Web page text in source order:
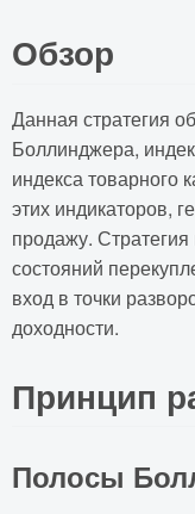
Обзор
Данная стратегия
Боллинджера,
индекса товарного
этих индикаторов,
продажу.
состояний
вход в точки
доходности.
Принцип
Полосы